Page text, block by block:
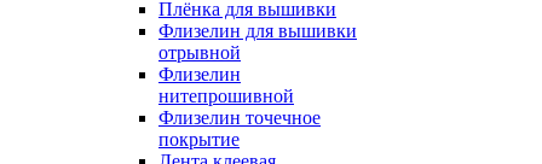
Плёнка для вышивки
Флизелин для вышивки
отрывной
Флизелин
нитепрошивной
Флизелин точечное
покрытие